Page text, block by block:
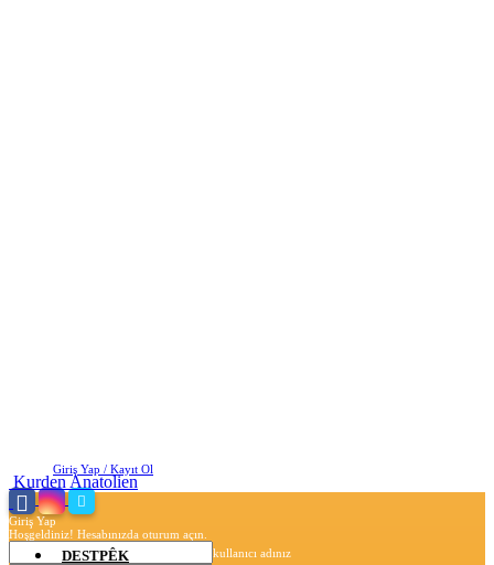
Giriş Yap / Kayıt Ol
Giriş Yap
Hoşgeldiniz! Hesabınızda oturum açın.
kullanıcı adınız
Kurden Anatolien
DESTPÊK